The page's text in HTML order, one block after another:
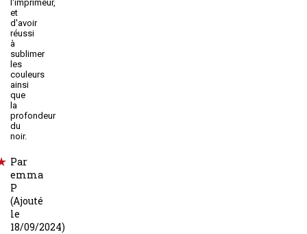
l'imprimeur,
et
d'avoir
réussi
à
sublimer
les
couleurs
ainsi
que
la
profondeur
du
noir.
Par
emma
P
(Ajouté
le
18/09/2024)